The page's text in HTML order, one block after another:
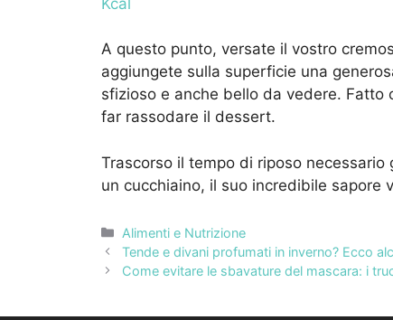
A questo punto, versate il vostro
aggiungete sulla superficie una
sfizioso e anche bello da vedere.
far rassodare il dessert.
Trascorso il tempo di riposo necessario
un cucchiaino, il suo incredibile sapore
Categorie
Alimenti e Nutrizione
Tende e divani profumati in inverno? Ecco
Come evitare le sbavature del mascara: i